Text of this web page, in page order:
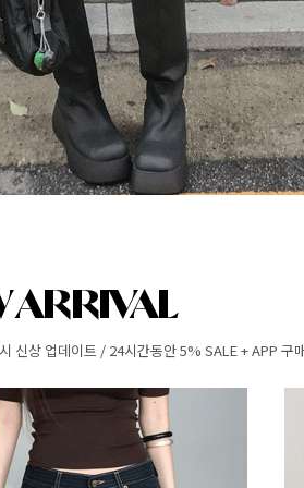
신상 업데이트 / 24시간동안 5% SALE + APP 구